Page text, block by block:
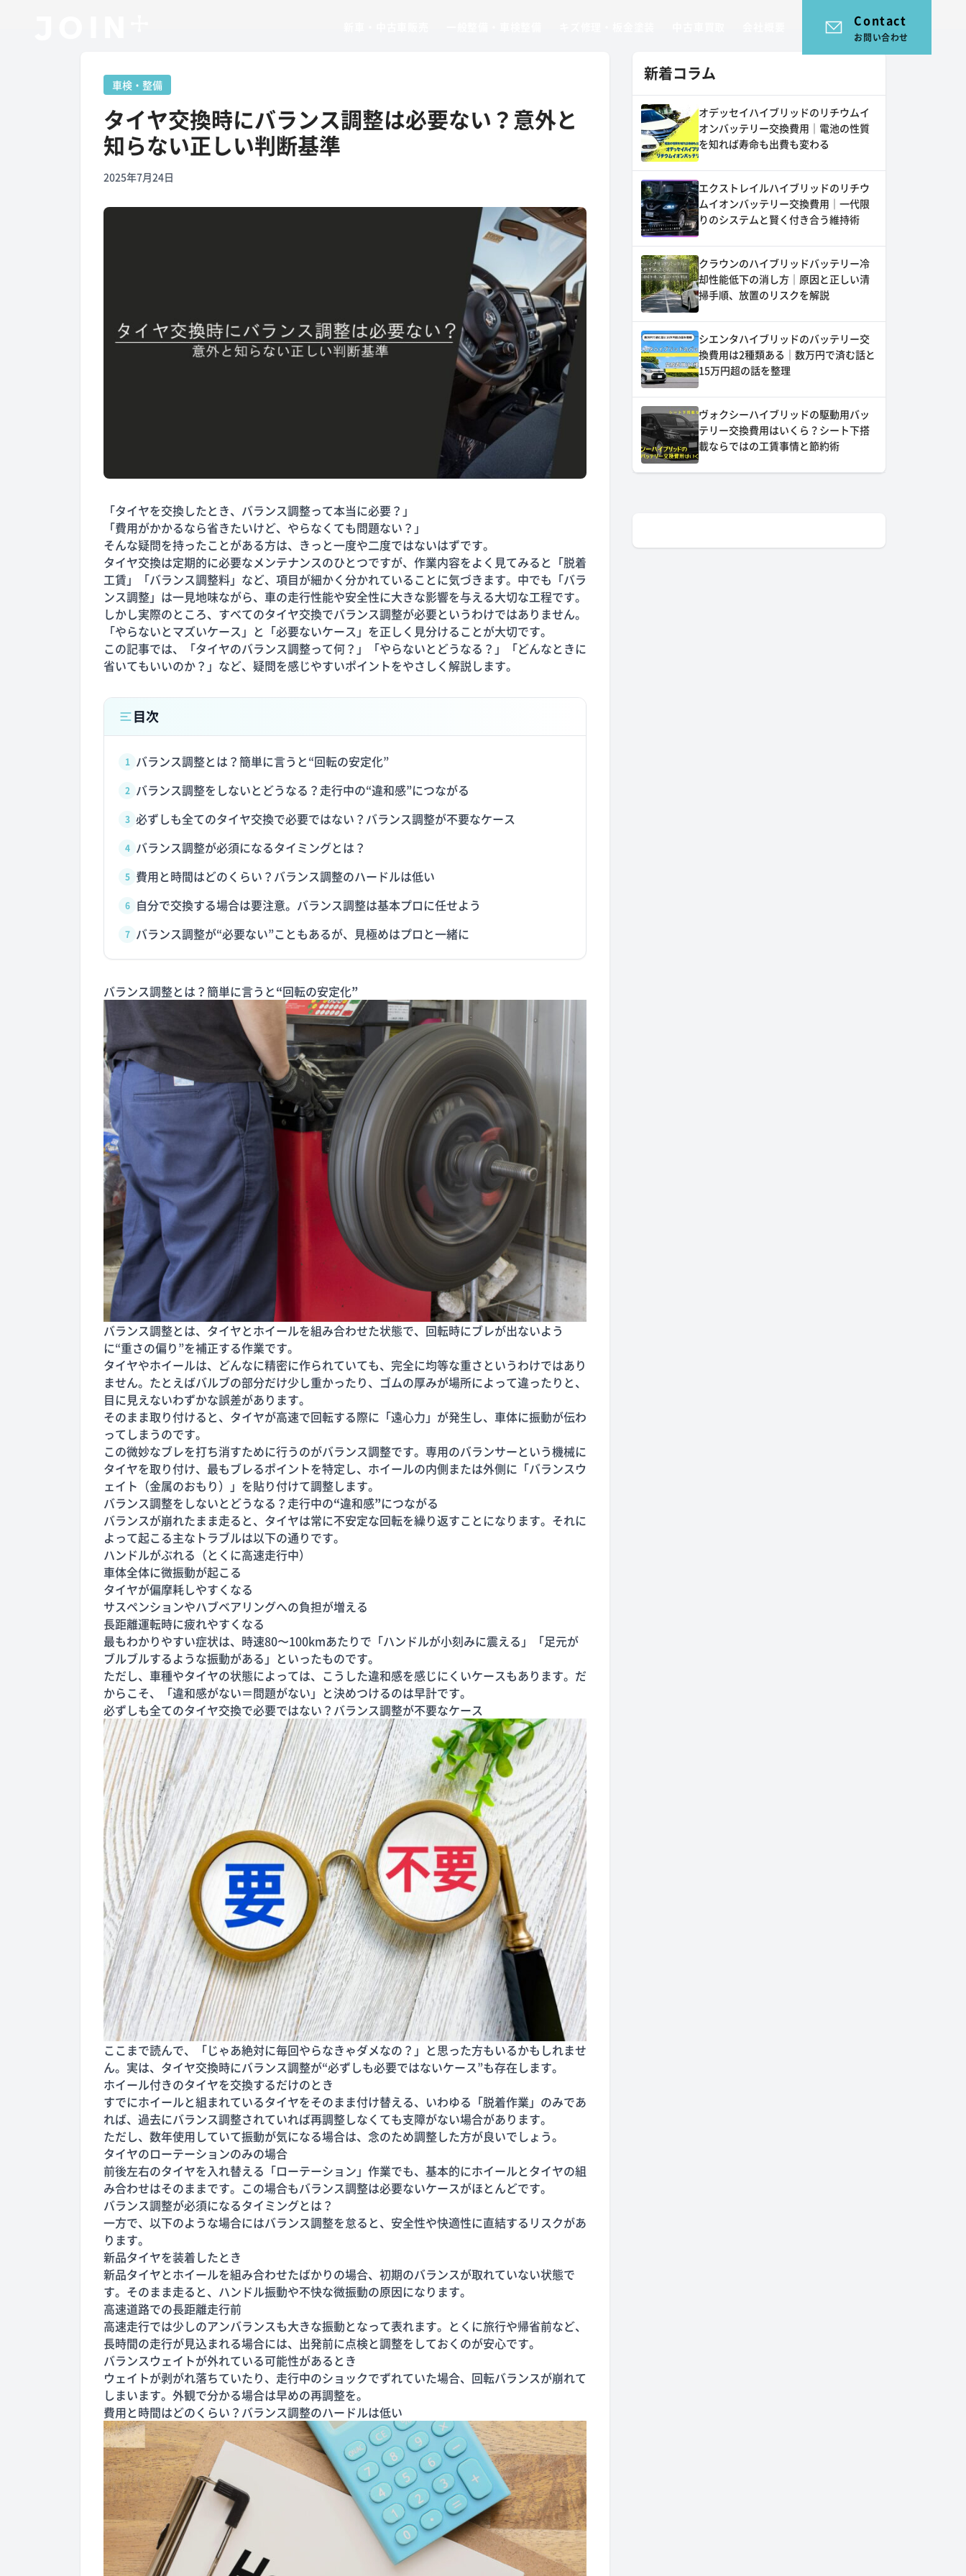
Contact
お問い合わせ
車検・整備
タイヤ交換時にバランス調整は必要ない？意外と
知らない正しい判断基準
2025年7月24日
「タイヤを交換したとき、バランス調整って本当に必要？」
「費用がかかるなら省きたいけど、やらなくても問題ない？」
そんな疑問を持ったことがある方は、きっと一度や二度ではないはずです。
タイヤ交換は定期的に必要なメンテナンスのひとつですが、作業内容をよく見てみると「脱着
工賃」「バランス調整料」など、項目が細かく分かれていることに気づきます。中でも「バラ
ンス調整」は一見地味ながら、車の走行性能や安全性に大きな影響を与える大切な工程です。
しかし実際のところ、すべてのタイヤ交換でバランス調整が必要というわけではありません。
「やらないとマズいケース」と「必要ないケース」を正しく見分けることが大切です。
この記事では、「タイヤのバランス調整って何？」「やらないとどうなる？」「どんなときに
省いてもいいのか？」など、疑問を感じやすいポイントをやさしく解説します。
目次
1 バランス調整とは？簡単に言うと“回転の安定化”
2 バランス調整をしないとどうなる？走行中の“違和感”につながる
3 必ずしも全てのタイヤ交換で必要ではない？バランス調整が不要なケース
4 バランス調整が必須になるタイミングとは？
5 費用と時間はどのくらい？バランス調整のハードルは低い
6 自分で交換する場合は要注意。バランス調整は基本プロに任せよう
7 バランス調整が“必要ない”こともあるが、見極めはプロと一緒に
バランス調整とは？簡単に言うと“回転の安定化”
バランス調整とは、タイヤとホイールを組み合わせた状態で、回転時にブレが出ないよう
に“重さの偏り”を補正する作業です。
タイヤやホイールは、どんなに精密に作られていても、完全に均等な重さというわけではあり
ません。たとえばバルブの部分だけ少し重かったり、ゴムの厚みが場所によって違ったりと、
目に見えないわずかな誤差があります。
そのまま取り付けると、タイヤが高速で回転する際に「遠心力」が発生し、車体に振動が伝わ
ってしまうのです。
この微妙なブレを打ち消すために行うのがバランス調整です。専用のバランサーという機械に
タイヤを取り付け、最もブレるポイントを特定し、ホイールの内側または外側に「バランスウ
ェイト（金属のおもり）」を貼り付けて調整します。
バランス調整をしないとどうなる？走行中の“違和感”につながる
バランスが崩れたまま走ると、タイヤは常に不安定な回転を繰り返すことになります。それに
よって起こる主なトラブルは以下の通りです。
ハンドルがぶれる（とくに高速走行中）
車体全体に微振動が起こる
タイヤが偏摩耗しやすくなる
サスペンションやハブベアリングへの負担が増える
長距離運転時に疲れやすくなる
最もわかりやすい症状は、時速80〜100kmあたりで「ハンドルが小刻みに震える」「足元が
ブルブルするような振動がある」といったものです。
ただし、車種やタイヤの状態によっては、こうした違和感を感じにくいケースもあります。だ
からこそ、「違和感がない＝問題がない」と決めつけるのは早計です。
必ずしも全てのタイヤ交換で必要ではない？バランス調整が不要なケース
ここまで読んで、「じゃあ絶対に毎回やらなきゃダメなの？」と思った方もいるかもしれませ
ん。実は、タイヤ交換時にバランス調整が“必ずしも必要ではないケース”も存在します。
ホイール付きのタイヤを交換するだけのとき
すでにホイールと組まれているタイヤをそのまま付け替える、いわゆる「脱着作業」のみであ
れば、過去にバランス調整されていれば再調整しなくても支障がない場合があります。
ただし、数年使用していて振動が気になる場合は、念のため調整した方が良いでしょう。
タイヤのローテーションのみの場合
前後左右のタイヤを入れ替える「ローテーション」作業でも、基本的にホイールとタイヤの組
み合わせはそのままです。この場合もバランス調整は必要ないケースがほとんどです。
バランス調整が必須になるタイミングとは？
一方で、以下のような場合にはバランス調整を怠ると、安全性や快適性に直結するリスクがあ
ります。
新品タイヤを装着したとき
新品タイヤとホイールを組み合わせたばかりの場合、初期のバランスが取れていない状態で
す。そのまま走ると、ハンドル振動や不快な微振動の原因になります。
高速道路での長距離走行前
高速走行では少しのアンバランスも大きな振動となって表れます。とくに旅行や帰省前など、
長時間の走行が見込まれる場合には、出発前に点検と調整をしておくのが安心です。
バランスウェイトが外れている可能性があるとき
ウェイトが剥がれ落ちていたり、走行中のショックでずれていた場合、回転バランスが崩れて
しまいます。外観で分かる場合は早めの再調整を。
費用と時間はどのくらい？バランス調整のハードルは低い
新着コラム
オデッセイハイブリッドのリチウムイ
オンバッテリー交換費用｜電池の性質
を知れば寿命も出費も変わる
エクストレイルハイブリッドのリチウ
ムイオンバッテリー交換費用｜一代限
りのシステムと賢く付き合う維持術
クラウンのハイブリッドバッテリー冷
却性能低下の消し方｜原因と正しい清
掃手順、放置のリスクを解説
シエンタハイブリッドのバッテリー交
換費用は2種類ある｜数万円で済む話と
15万円超の話を整理
ヴォクシーハイブリッドの駆動用バッ
テリー交換費用はいくら？シート下搭
載ならではの工賃事情と節約術